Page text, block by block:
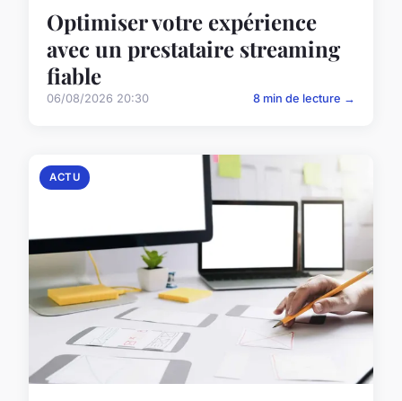
Optimiser votre expérience
avec un prestataire streaming
fiable
06/08/2026 20:30 8 min de lecture →
ACTU